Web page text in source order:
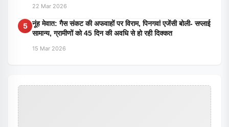
22 Mar 2026
5 नूंह मेवात: गैस संकट की अफवाहों पर विराम, पिनगवां एजेंसी बोली- सप्लाई
सामान्य, ग्रामीणों को 45 दिन की अवधि से हो रही दिक्कत
15 Mar 2026